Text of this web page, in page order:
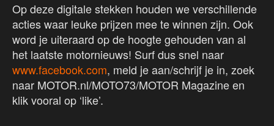
Op deze digitale stekken houden we verschillende
acties waar leuke prijzen mee te winnen zijn. Ook
word je uiteraard op de hoogte gehouden van al
het laatste motornieuws! Surf dus snel naar
www.facebook.com, meld je aan/schrijf je in, zoek
naar MOTOR.nl/MOTO73/MOTOR Magazine en
klik vooral op ‘like’.